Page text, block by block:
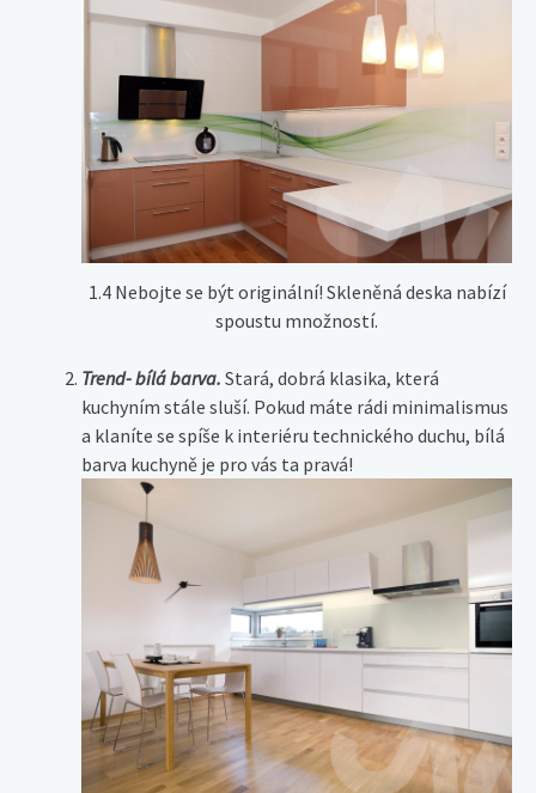
1.4 Nebojte se být originální! Skleněná deska nabízí
spoustu množností.
Trend- bílá barva. Stará, dobrá klasika, která
kuchyním stále sluší. Pokud máte rádi minimalismus
a klaníte se spíše k interiéru technického duchu, bílá
barva kuchyně je pro vás ta pravá!